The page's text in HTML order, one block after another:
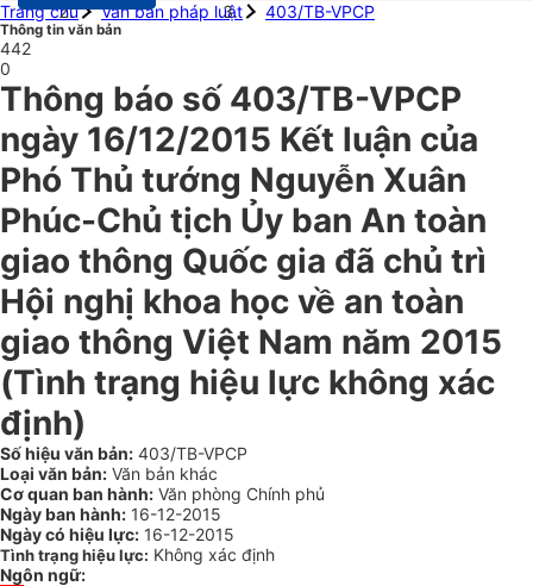
Trang chủ
Văn bản pháp luật 403/TB-VPCP
Thông tin văn bản
442
0
Thông báo số 403/TB-VPCP
ngày 16/12/2015 Kết luận của
Phó Thủ tướng Nguyễn Xuân
Phúc-Chủ tịch Ủy ban An toàn
giao thông Quốc gia đã chủ trì
Hội nghị khoa học về an toàn
giao thông Việt Nam năm 2015
(Tình trạng hiệu lực không xác
định)
Số hiệu văn bản: 403/TB-VPCP
Loại văn bản: Văn bản khác
Cơ quan ban hành: Văn phòng Chính phủ
Ngày ban hành: 16-12-2015
Ngày có hiệu lực: 16-12-2015
Tình trạng hiệu lực: Không xác định
Ngôn ngữ: